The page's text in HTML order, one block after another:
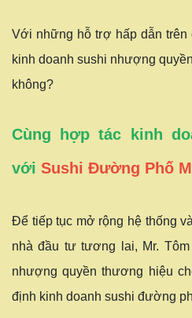
Với những hỗ trợ hấp dẫn trên
kinh doanh sushi nhượng
không?
Cùng hợp tác kinh
với Sushi Đường Phố
Để tiếp tục mở rộng hệ thống
nhà đầu tư tương lai, Mr.
nhượng quyền thương hiệu
định kinh doanh sushi đường